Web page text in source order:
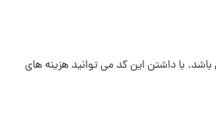
هر محصولی باید کد تعرفه آن را بدانید. این کد 07019000 می باشد. با داشتن این کد می توانید هزینه های